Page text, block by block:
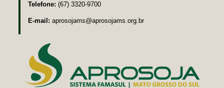
Telefone: (67) 3320-9700
E-mail: aprosojams@aprosojams.org.br